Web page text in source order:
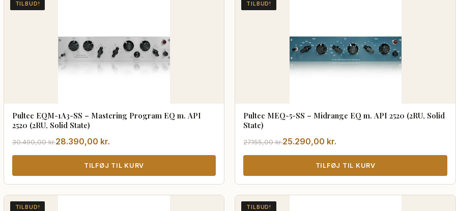
Pultec EQM-1A3-SS – Mastering Program EQ m. API
2520 (2RU, Solid State)
TILBUD!
30.490,00kr.
Den
oprindelige
var:
28.390,00 kr.
Den
aktuelle
er:
TILFØJ TIL KURV
Pultec MEQ-5-SS – Midrange EQ m. API 2520 (2RU, Solid
State)
TILBUD!
27.155,00kr.
Den
oprindelige
var:
25.290,00 kr.
Den
aktuelle
er:
TILFØJ TIL KURV
TILBUD! TILBUD!